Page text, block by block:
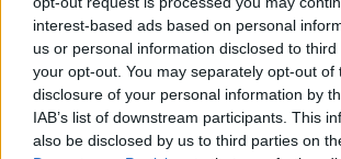
interest-based ads based on personal
us or personal information disclosed to
your opt-out. You may separately opt-out of
disclosure of your personal information by
IAB’s list of downstream participants. This
also be disclosed by us to third parties on
Vakaro metu teatro erdvėje
pasakojo daugybę juokingų
gyvenimo ir improvizavo su